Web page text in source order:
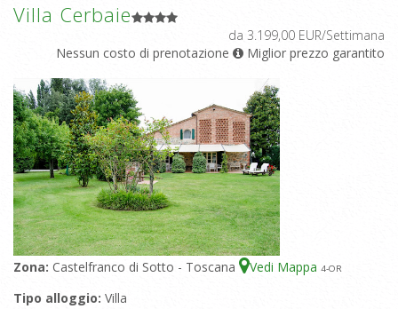
Villa Cerbaie
da 3.199,00 EUR/Settimana
Nessun costo di prenotazione
Miglior prezzo garantito
Zona: Castelfranco di Sotto - Toscana Vedi Mappa 4-OR
Tipo alloggio: Villa